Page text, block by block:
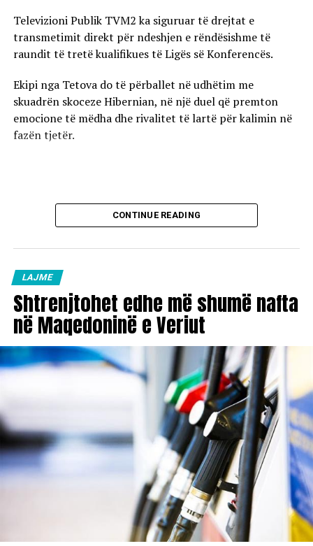
Televizioni Publik TVM2 ka siguruar të drejtat e
transmetimit direkt për ndeshjen e rëndësishme të
raundit të tretë kualifikues të Ligës së Konferencës.
Ekipi nga Tetova do të përballet në udhëtim me
skuadrën skoceze Hibernian, në një duel që premton
emocione të mëdha dhe rivalitet të lartë për kalimin në
fazën tjetër.
CONTINUE READING
LAJME
Shtrenjtohet edhe më shumë nafta
në Maqedoninë e Veriut